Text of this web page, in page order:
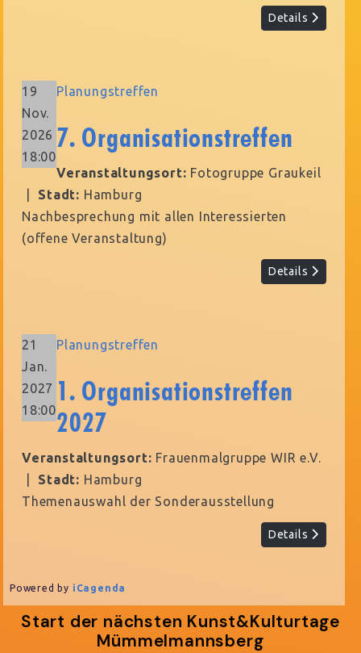
Details
19
Nov.
2026
18:00
Planungstreffen
7. Organisationstreffen
Veranstaltungsort: Fotogruppe Graukeil
Stadt: Hamburg
Nachbesprechung mit allen Interessierten
(offene Veranstaltung)
Details
21
Jan.
2027
18:00
Planungstreffen
1. Organisationstreffen
2027
Veranstaltungsort: Frauenmalgruppe WIR e.V.
Stadt: Hamburg
Themenauswahl der Sonderausstellung
Details
Powered by iCagenda
Start der nächsten Kunst&Kulturtage
Mümmelmannsberg